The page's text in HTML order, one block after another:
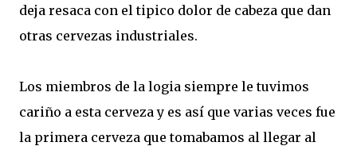
deja resaca con el tipico dolor de cabeza que dan
otras cervezas industriales.
Los miembros de la logia siempre le tuvimos
cariño a esta cerveza y es así que varias veces fue
la primera cerveza que tomabamos al llegar al